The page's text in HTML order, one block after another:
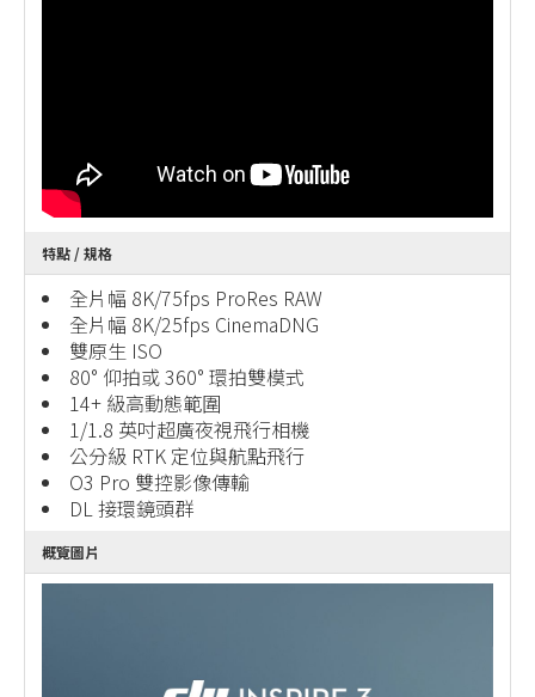
特點 / 規格
全片幅 8K/75fps ProRes RAW
全片幅 8K/25fps CinemaDNG
雙原生 ISO
80° 仰拍或 360° 環拍雙模式
14+ 級高動態範圍
1/1.8 英吋超廣夜視飛行相機
公分級 RTK 定位與航點飛行
O3 Pro 雙控影像傳輸
DL 接環鏡頭群
概覽圖片